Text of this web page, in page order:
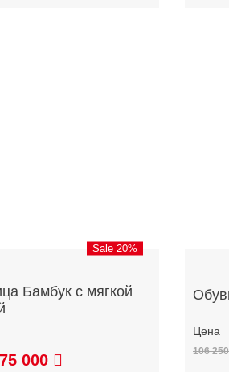
Sale 20%
Бамбук с мягкой
75 000 106 250